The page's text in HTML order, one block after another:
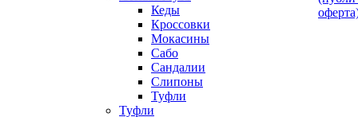
Кеды
Кроссовки
Мокасины
Сабо
Сандалии
Слипоны
Туфли
Туфли